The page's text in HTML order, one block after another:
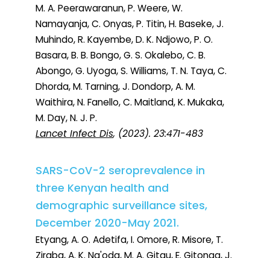
M. A. Peerawaranun, P. Weere, W.
Namayanja, C. Onyas, P. Titin, H. Baseke, J.
Muhindo, R. Kayembe, D. K. Ndjowo, P. O.
Basara, B. B. Bongo, G. S. Okalebo, C. B.
Abongo, G. Uyoga, S. Williams, T. N. Taya, C.
Dhorda, M. Tarning, J. Dondorp, A. M.
Waithira, N. Fanello, C. Maitland, K. Mukaka,
M. Day, N. J. P.
Lancet Infect Dis, (2023). 23:471-483
SARS-CoV-2 seroprevalence in
three Kenyan health and
demographic surveillance sites,
December 2020-May 2021.
Etyang, A. O. Adetifa, I. Omore, R. Misore, T.
Ziraba, A. K. Ng'oda, M. A. Gitau, E. Gitonga, J.